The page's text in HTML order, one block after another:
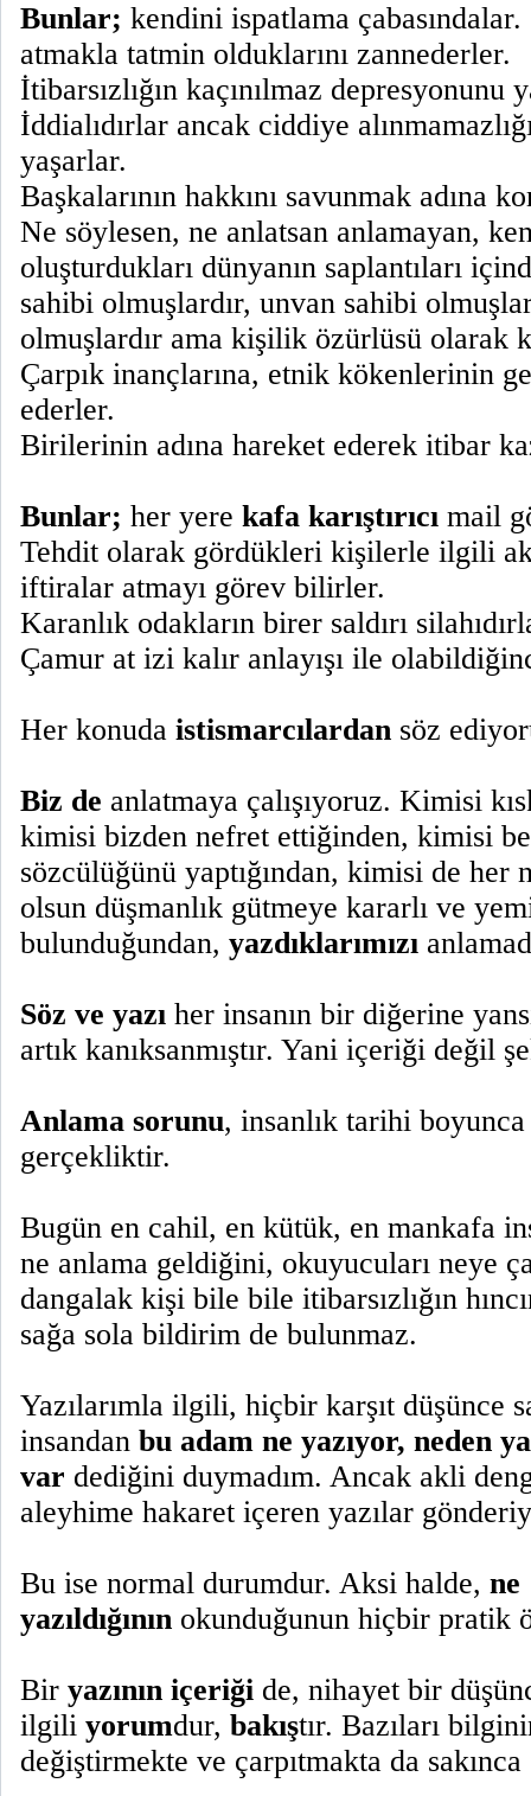
Bunlar; kendini ispatlama
atmakla tatmin olduklarını zannederler.
İtibarsızlığın kaçınılmaz depresyonunu
İddialıdırlar ancak ciddiye
yaşarlar.
Başkalarının hakkını savunmak adına
Ne söylesen, ne anlatsan anlamayan,
oluşturdukları dünyanın saplantıları
sahibi olmuşlardır, unvan sahibi
olmuşlardır ama kişilik özürlüsü olarak
Çarpık inançlarına, etnik kökenlerinin
ederler.
Birilerinin adına hareket ederek itibar
Bunlar; her yere kafa karıştırıcı mail
Tehdit olarak gördükleri kişilerle ilgili
iftiralar atmayı görev bilirler.
Karanlık odakların birer saldırı
Çamur at izi kalır anlayışı ile
Her konuda istismarcılardan söz
Biz de anlatmaya çalışıyoruz. Kimisi
kimisi bizden nefret ettiğinden, kimisi
sözcülüğünü yaptığından, kimisi de her
olsun düşmanlık gütmeye kararlı ve
bulunduğundan, yazdıklarımızı
Söz ve yazı her insanın bir diğerine
artık kanıksanmıştır. Yani içeriği değil
Anlama sorunu, insanlık tarihi
gerçekliktir.
Bugün en cahil, en kütük, en mankafa
ne anlama geldiğini, okuyucuları neye
dangalak kişi bile bile itibarsızlığın
sağa sola bildirim de bulunmaz.
Yazılarımla ilgili, hiçbir karşıt düşünce
insandan bu adam ne yazıyor, neden
var dediğini duymadım. Ancak akli
aleyhime hakaret içeren yazılar
Bu ise normal durumdur. Aksi halde, ne
yazıldığının okunduğunun hiçbir pratik
Bir yazının içeriği de, nihayet bir
ilgili yorumdur, bakıştır. Bazıları
değiştirmekte ve çarpıtmakta da